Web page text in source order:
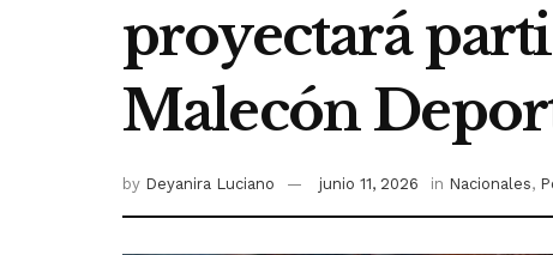
proyectará
Malecón
by Deyanira Luciano junio 11, 2026 in Nacionales,